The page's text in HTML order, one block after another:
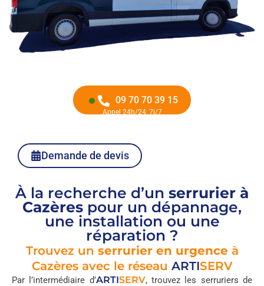
09 70 70 39 15
Appel 24h/24, 7j/7
Demande de devis
À la recherche d’un serrurier à
Cazères pour un dépannage,
une installation ou une
réparation ?
Trouvez un serrurier en urgence à
Cazères avec le réseau ARTISERV
Par l’intermédiaire d’ARTISERV, trouvez les serruriers de